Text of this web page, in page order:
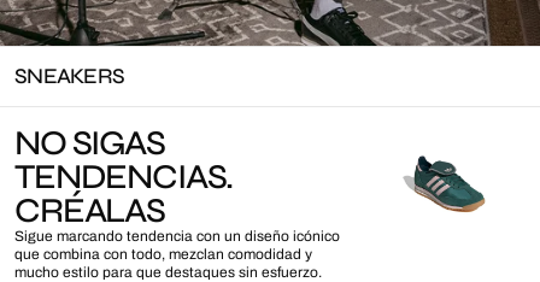
SNEAKERS
NO SIGAS
TENDENCIAS.
CRÉALAS
Sigue marcando tendencia con un diseño icónico
que combina con todo, mezclan comodidad y
mucho estilo para que destaques sin esfuerzo.